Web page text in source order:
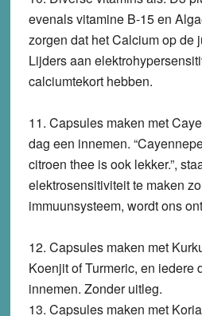
evenals vitamine B-15 en
zorgen dat het Calcium op de
Lijders aan
calciumtekort hebben.
11. Capsules maken met
dag een innemen.
citroen thee is ook lekker.”,
elektrosensitiviteit te maken
immuunsysteem, wordt ons
12. Capsules maken met
Koenjit of Turmeric, en iedere
innemen. Zonder uitleg.
13. Capsules maken met